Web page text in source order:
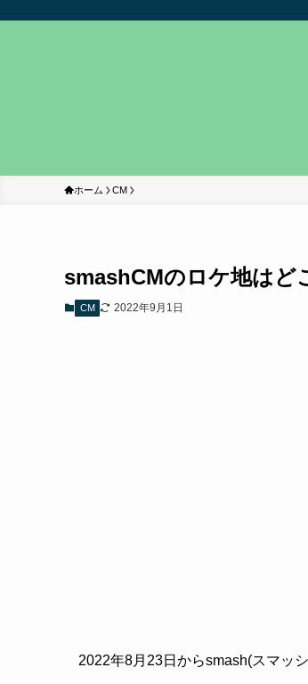
ホーム CM
smashCMのロケ地はど
CM 2022年9月1日
2022年8月23日からsmash(スマッ